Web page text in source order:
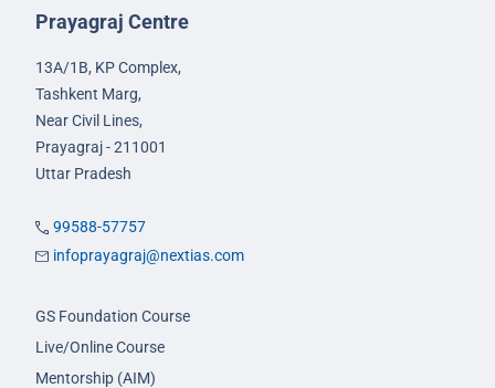
Prayagraj Centre
13A/1B, KP Complex,
Tashkent Marg,
Near Civil Lines,
Prayagraj - 211001
Uttar Pradesh
99588-57757
infoprayagraj@nextias.com
GS Foundation Course
Live/Online Course
Mentorship (AIM)